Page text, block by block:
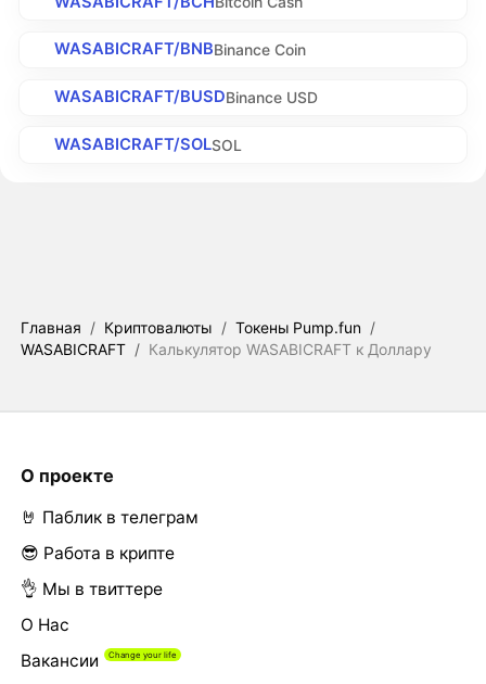
WASABICRAFT/BNBBinance Coin
WASABICRAFT/BUSDBinance USD
WASABICRAFT/SOLSOL
Главная / Криптовалюты / Токены Pump.fun /
WASABICRAFT / Калькулятор WASABICRAFT к Доллару
О проекте
🤘 Паблик в телеграм
😎 Работа в крипте
👌 Мы в твиттере
О Нас
Вакансии